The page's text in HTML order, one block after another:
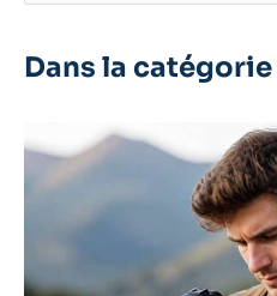
Dans la